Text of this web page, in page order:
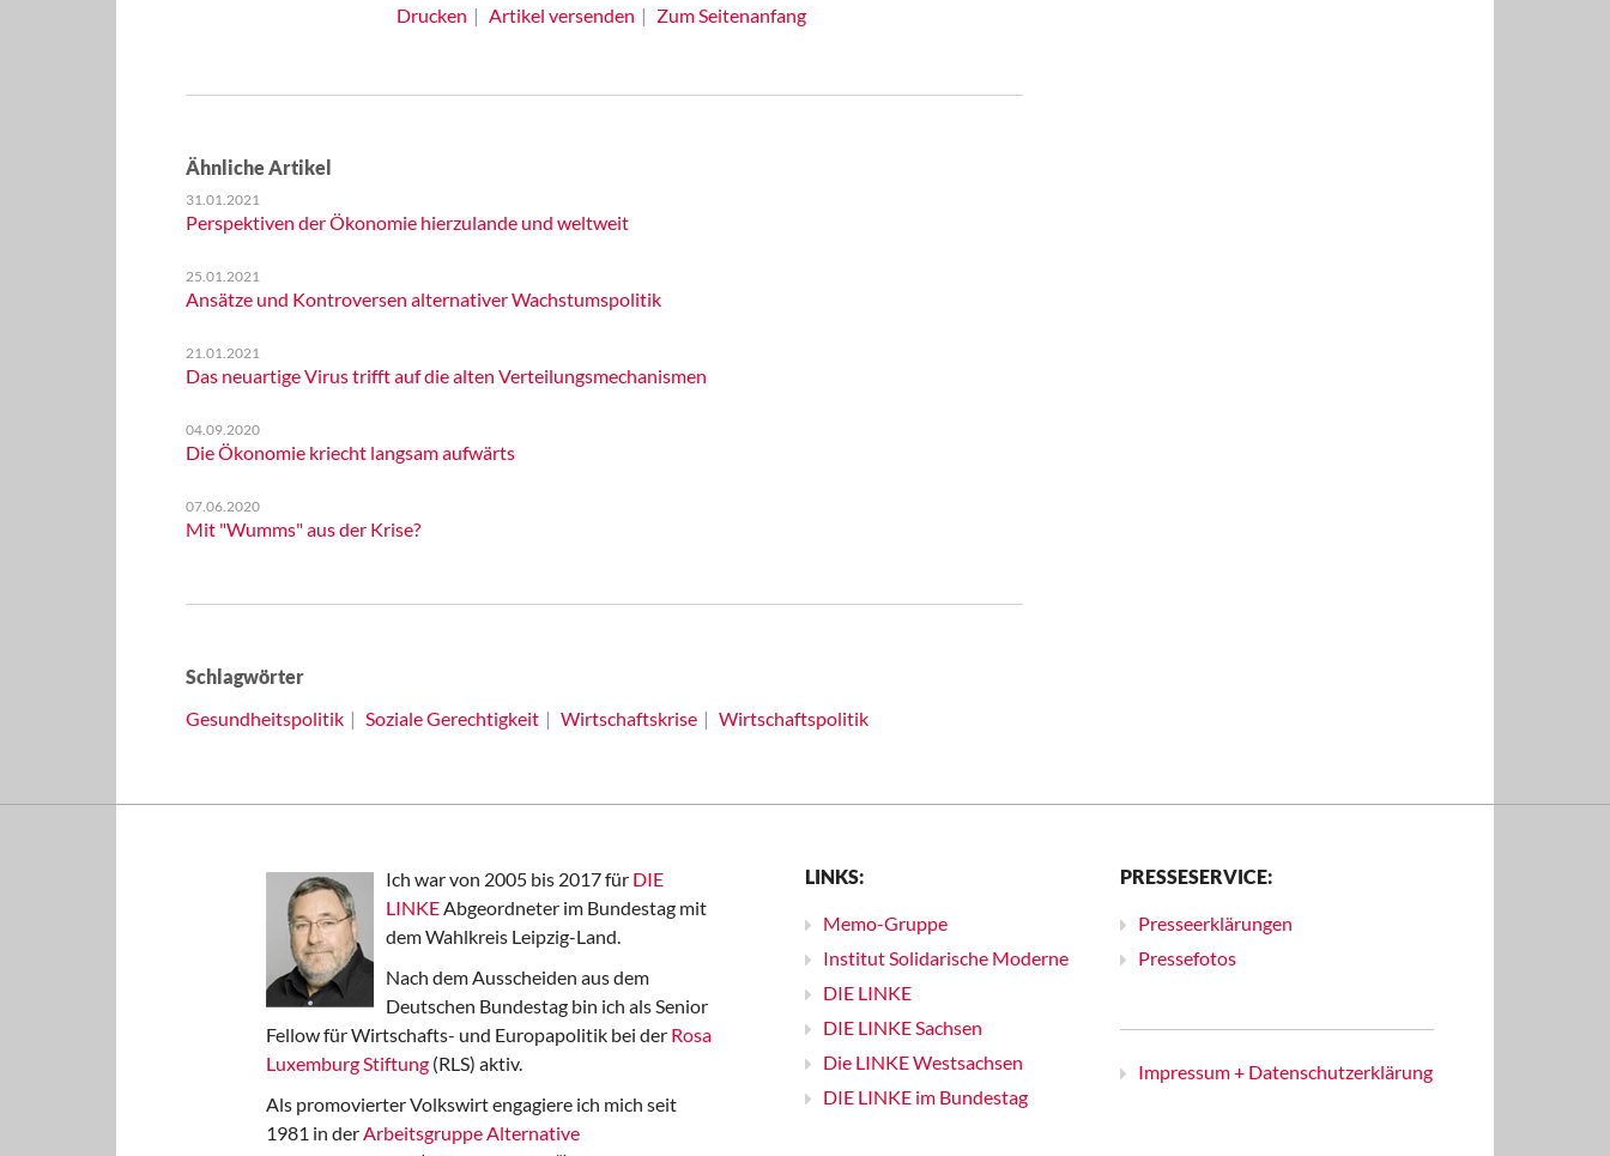
Drucken Artikel versenden Zum Seitenanfang
Ähnliche Artikel
31.01.2021
Perspektiven der Ökonomie hierzulande und weltweit
25.01.2021
Ansätze und Kontroversen alternativer Wachstumspolitik
21.01.2021
Das neuartige Virus trifft auf die alten Verteilungsmechanismen
04.09.2020
Die Ökonomie kriecht langsam aufwärts
07.06.2020
Mit "Wumms" aus der Krise?
Schlagwörter
Gesundheitspolitik
Soziale Gerechtigkeit Wirtschaftskrise Wirtschaftspolitik
Ich war von 2005 bis 2017 für DIE
LINKEAbgeordneter im Bundestag mit
dem Wahlkreis Leipzig-Land.
Nach dem Ausscheiden aus dem
Deutschen Bundestag bin ich als Senior
Fellow für Wirtschafts- und Europapolitik bei der Rosa
Luxemburg Stiftung (RLS) aktiv.
Als promovierter Volkswirt engagiere ich mich seit
1981 in derArbeitsgruppe Alternative
LINKS:
Memo-Gruppe
Institut Solidarische Moderne
DIE LINKE
DIE LINKE Sachsen
Die LINKE Westsachsen
DIE LINKE im Bundestag
PRESSESERVICE:
Presseerklärungen
Pressefotos
Impressum + Datenschutzerklärung